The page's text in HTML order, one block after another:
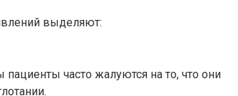
выделяют:
часто жалуются на то, что они